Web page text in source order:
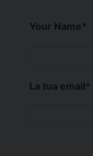
Your Name*
La tua email*